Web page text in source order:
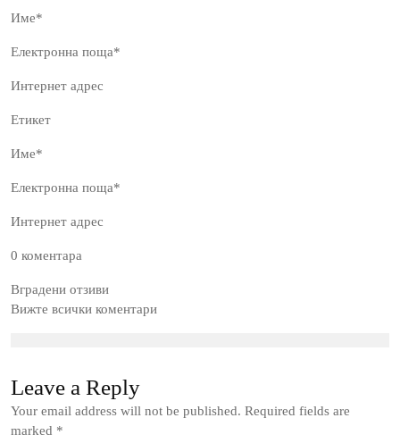
Име*
Електронна поща*
Интернет адрес
Етикет
Име*
Електронна поща*
Интернет адрес
0 коментара
Вградени отзиви
Вижте всички коментари
Leave a Reply
Your email address will not be published. Required fields are
marked *